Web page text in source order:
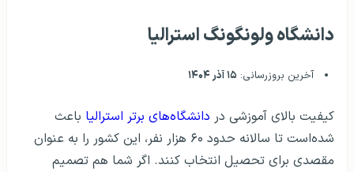
دانشگاه ولونگونگ استرالیا
آخرین بروزرسانی: ۱۵ آذر ۱۴۰۴
کیفیت بالای آموزشی در دانشگاه‌های برتر استرالیا باعث
شده‌است تا سالانه حدود ۶۰ هزار نفر، این کشور را به عنوان
مقصدی برای تحصیل انتخاب کنند. اگر شما هم تصمیم